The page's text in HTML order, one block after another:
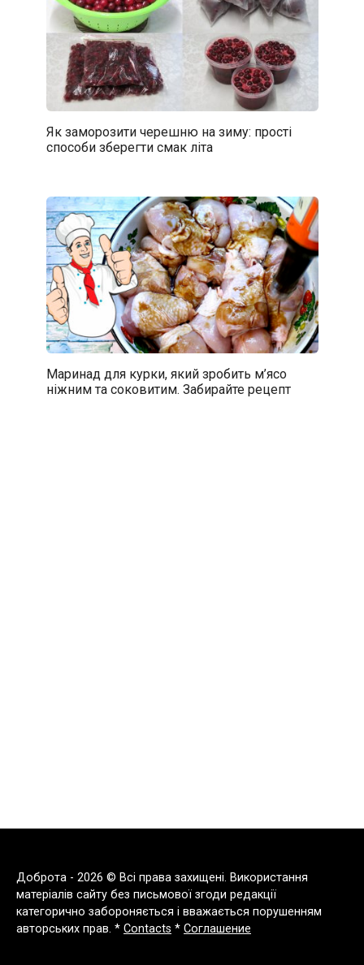
Як заморозити черешню на зиму: прості
способи зберегти смак літа
Маринад для курки, який зробить м’ясо
ніжним та соковитим. Забирайте рецепт
Доброта - 2026 © Всі права захищені. Використання
матеріалів сайту без письмової згоди редакції
категорично забороняється і вважається порушенням
авторських прав. * Contacts * Соглашение